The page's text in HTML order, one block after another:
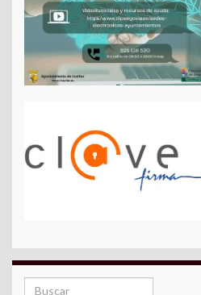
Search for: